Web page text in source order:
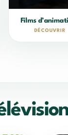
Films
DÉCOUVRIR